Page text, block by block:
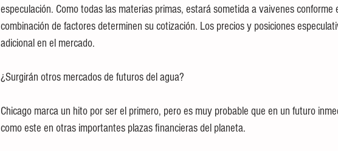
especulación. Como todas las materias primas, estará sometida a vaivenes conforme
combinación de factores determinen su cotización. Los precios y posiciones
adicional en el mercado.
¿Surgirán otros mercados de futuros del agua?
Chicago marca un hito por ser el primero, pero es muy probable que en un futuro
como este en otras importantes plazas financieras del planeta.